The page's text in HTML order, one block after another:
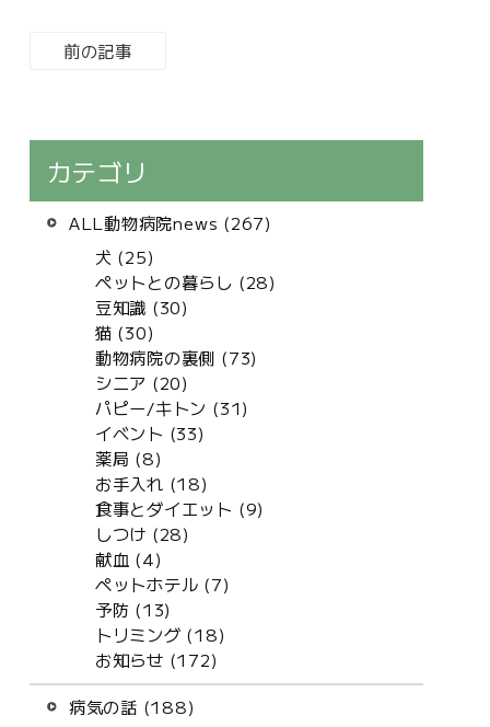
前の記事
カテゴリ
ALL動物病院news (267)
犬 (25)
ペットとの暮らし (28)
豆知識 (30)
猫 (30)
動物病院の裏側 (73)
シニア (20)
パピー/キトン (31)
イベント (33)
薬局 (8)
お手入れ (18)
食事とダイエット (9)
しつけ (28)
献血 (4)
ペットホテル (7)
予防 (13)
トリミング (18)
お知らせ (172)
病気の話 (188)